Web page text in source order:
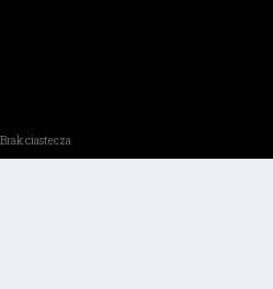
Brak ciastecza